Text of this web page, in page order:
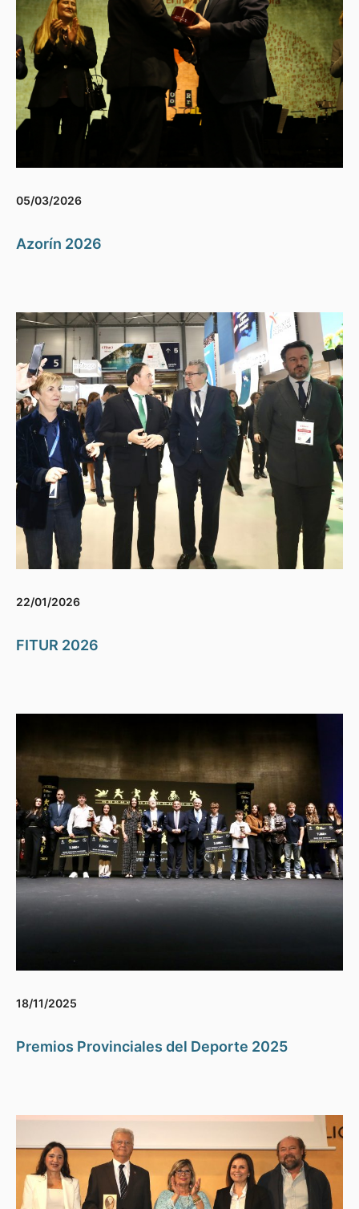
05/03/2026
Azorín 2026
22/01/2026
FITUR 2026
18/11/2025
Premios Provinciales del Deporte 2025